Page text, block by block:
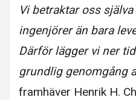
Vi betraktar oss
ingenjörer än bara
Därför lägger vi ner
grundlig genomgång
framhäver Henrik H.